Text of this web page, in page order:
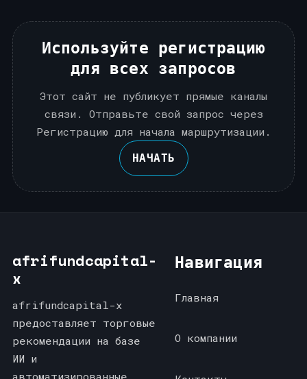
Используйте регистрацию
для всех запросов
Этот сайт не публикует прямые каналы
связи. Отправьте свой запрос через
Регистрацию для начала маршрутизации.
НАЧАТЬ
afrifundcapital-
x
afrifundcapital-x
предоставляет торговые
рекомендации на базе
ИИ и
автоматизированные
Навигация
Главная
О компании